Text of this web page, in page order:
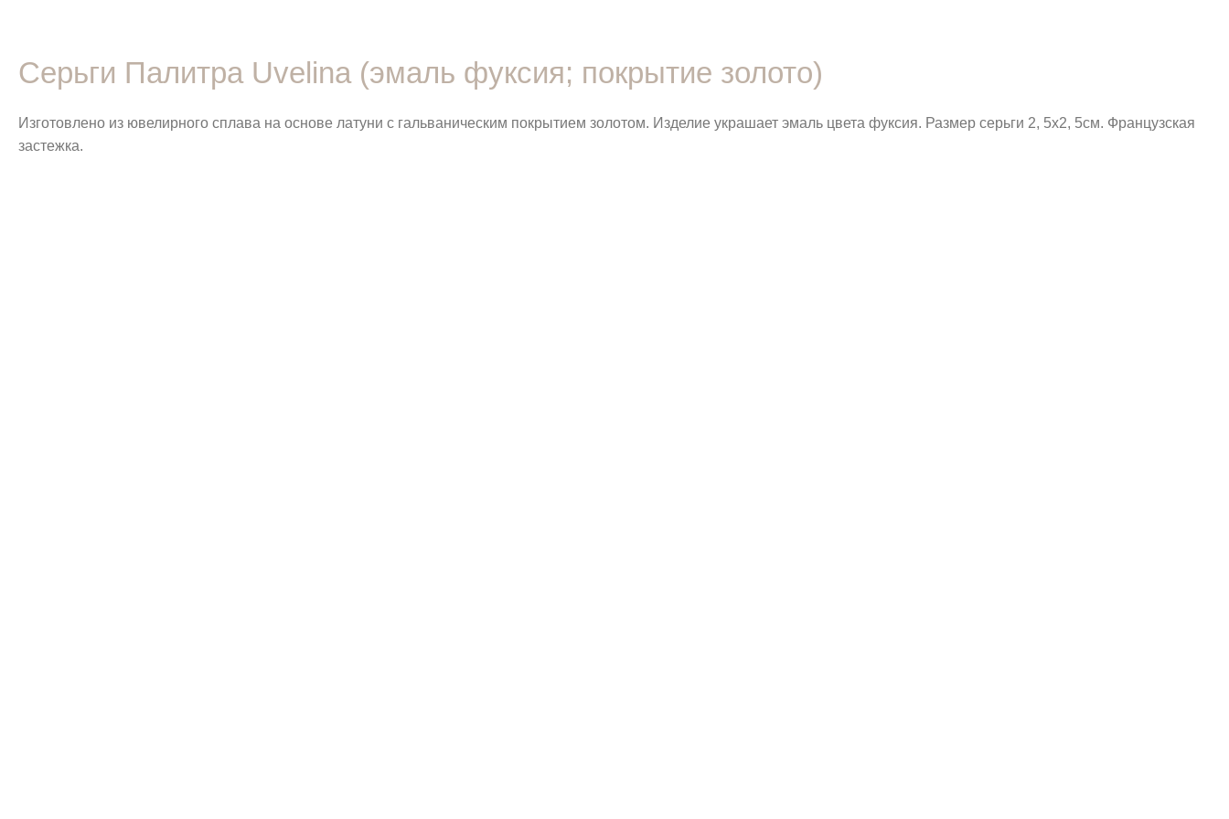
Серьги Палитра Uvelina (эмаль фуксия; покрытие золото)
Изготовлено из ювелирного сплава на основе латуни с гальваническим покрытием золотом. Изделие украшает эмаль цвета фуксия. Размер серьги 2, 5х2, 5см. Французская
застежка.